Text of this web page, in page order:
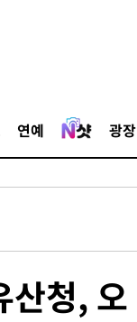
연예 광장
산청, 오